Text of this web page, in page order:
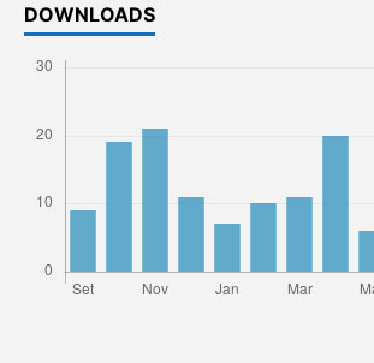
DOWNLOADS